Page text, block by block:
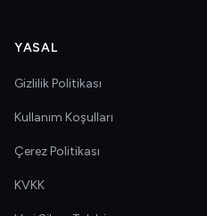
YASAL
Gizlilik Politikası
Kullanım Koşulları
Çerez Politikası
KVKK